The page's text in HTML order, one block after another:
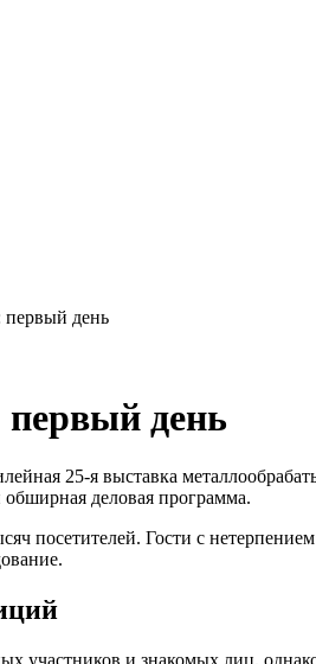
первый день
первый день
25-я выставка
деловая программа.
посетителей. Гости с
участников и знакомых лиц,